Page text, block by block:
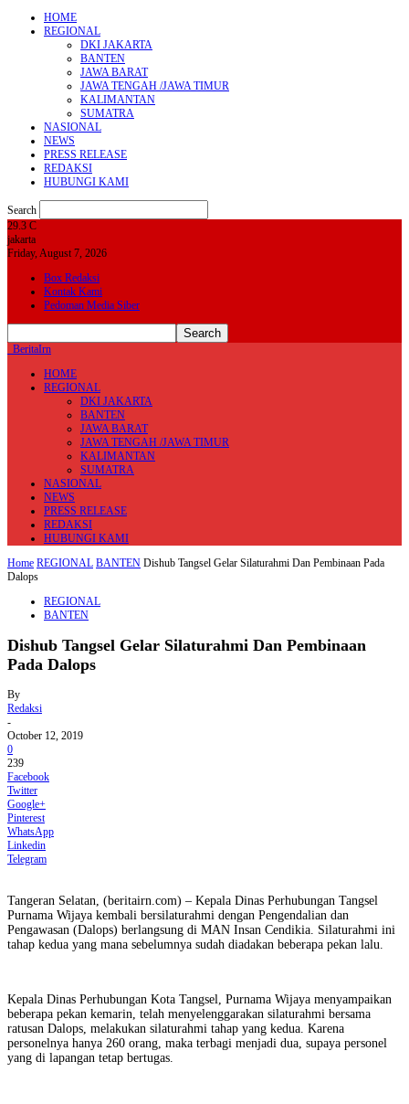
HOME
REGIONAL
DKI JAKARTA
BANTEN
JAWA BARAT
JAWA TENGAH /JAWA TIMUR
KALIMANTAN
SUMATRA
NASIONAL
NEWS
PRESS RELEASE
REDAKSI
HUBUNGI KAMI
Search
29.3 C
jakarta
Friday, August 7, 2026
Box Redaksi
Kontak Kami
Pedoman Media Siber
BeritaIrn
HOME
REGIONAL
DKI JAKARTA
BANTEN
JAWA BARAT
JAWA TENGAH /JAWA TIMUR
KALIMANTAN
SUMATRA
NASIONAL
NEWS
PRESS RELEASE
REDAKSI
HUBUNGI KAMI
Home REGIONAL BANTEN Dishub Tangsel Gelar Silaturahmi Dan Pembinaan Pada
Dalops
REGIONAL
BANTEN
Dishub Tangsel Gelar Silaturahmi Dan Pembinaan
Pada Dalops
By
Redaksi
-
October 12, 2019
0
239
Facebook
Twitter
Google+
Pinterest
WhatsApp
Linkedin
Telegram
Tangeran Selatan, (beritairn.com) – Kepala Dinas Perhubungan Tangsel
Purnama Wijaya kembali bersilaturahmi dengan Pengendalian dan
Pengawasan (Dalops) berlangsung di MAN Insan Cendikia. Silaturahmi ini
tahap kedua yang mana sebelumnya sudah diadakan beberapa pekan lalu.
Kepala Dinas Perhubungan Kota Tangsel, Purnama Wijaya menyampaikan
beberapa pekan kemarin, telah menyelenggarakan silaturahmi bersama
ratusan Dalops, melakukan silaturahmi tahap yang kedua. Karena
personelnya hanya 260 orang, maka terbagi menjadi dua, supaya personel
yang di lapangan tetap bertugas.